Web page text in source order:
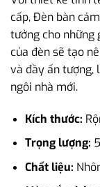
cấp, Đèn bàn
tưởng cho những
của đèn sẽ tạo
và đầy ấn tượng,
ngôi nhà mới.
Kích thước:
Trọng lượng:
Chất liệu: